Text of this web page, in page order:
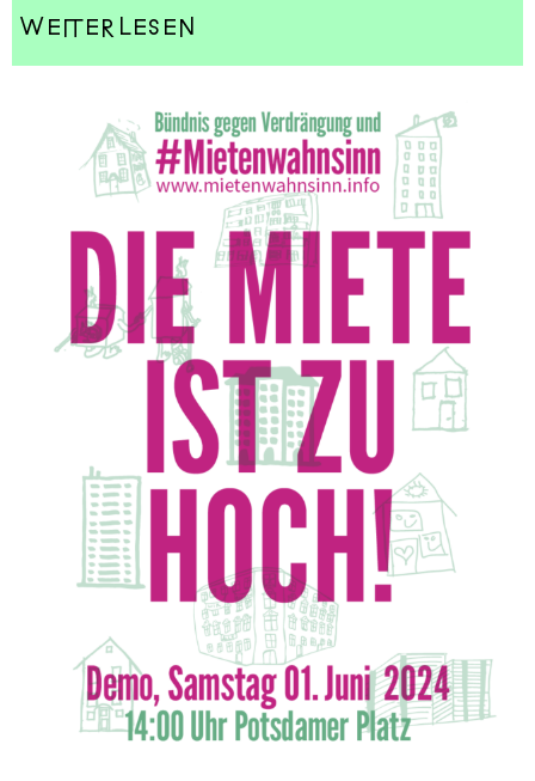
Weiterlesen